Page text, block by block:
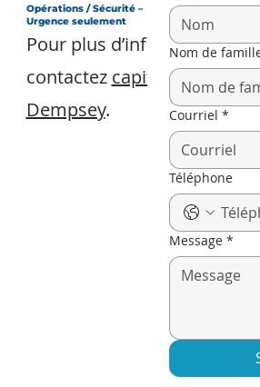
Opérations / Sécurité –
Urgence seulement
Pour plus d’informations,
contactez capitaine de
Dempsey.
Nom de
Courriel *
Téléphone
Message *